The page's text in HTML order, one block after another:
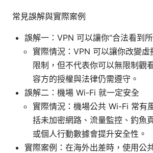
常見誤解與實際案例
誤解一：VPN 可以讓你“合法看到
實際情況：VPN 可以讓你改變虛
限制，但不代表你可以無限制觀
容方的授權與法律仍需遵守。
誤解二：機場 Wi-Fi 就一定安全
實際情況：機場公共 Wi-Fi 常有
括未加密網路、流量監控、釣魚
或個人行動數據會提升安全性。
實際案例：在海外出差時，使用公